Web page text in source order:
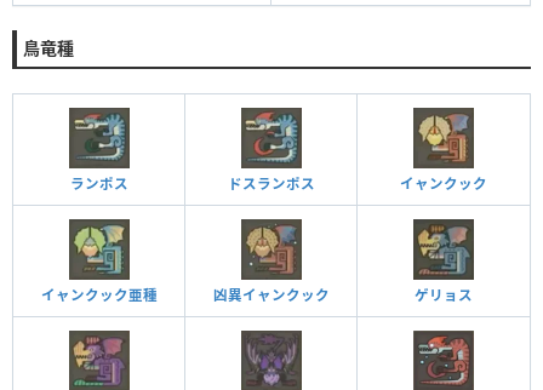
鳥竜種
ランポス ドスランポス イャンクック
イャンクック亜種 凶異イャンクック ゲリョス